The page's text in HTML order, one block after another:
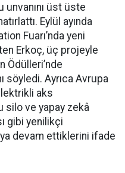
unvanını üst üste
Eylül ayında
Fuarı’nda yeni
Erkoç, üç projeyle
Ödülleri’nde
söyledi. Ayrıca Avrupa
aks
silo ve yapay zekâ
gibi yenilikçi
devam ettiklerini ifade